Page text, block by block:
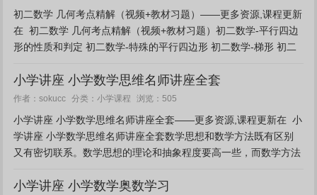
初二数学 几何考点精解（视频+教材习题）——更多资源,课程更新
在 初二数学 几何考点精解（视频+教材习题）初二数学-平行四边
形的性质和判定 初二数学-特殊的平行四边形 初二数学-梯形 初二
小学讲座 小学数学思维名师讲座全套
作者：sokucc 分类：小学课程 浏览：505
小学讲座 小学数学思维名师讲座全套——更多资源,课程更新在 小
学讲座 小学数学思维名师讲座全套数学思想和数学方法既有区别
又有密切联系。数学思想的理论和抽象程度要高一些，而数学方法
小学讲座 小学数学奥数学习